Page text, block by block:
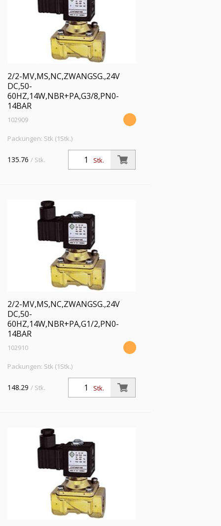
2/2-MV,MS,NC,ZWANGSG.,24V
DC,50-
60HZ,14W,NBR+PA,G3/8,PN0-
14BAR
102909
Packungen: Stk (1Stk.)
Stk.
135.76 / Stk.
2/2-MV,MS,NC,ZWANGSG.,24V
DC,50-
60HZ,14W,NBR+PA,G1/2,PN0-
14BAR
102910
Packungen: Stk (1Stk.)
Stk.
148.29 / Stk.